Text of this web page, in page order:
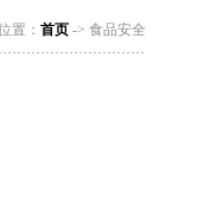
置： 首页 -> 食品安全